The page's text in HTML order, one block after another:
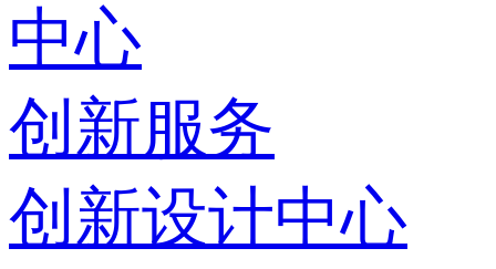
中心
创新服务
创新设计中心